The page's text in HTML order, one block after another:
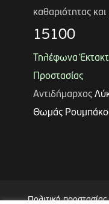
καθαριότητας
15100
Τηλέφωνα
Προστασίας
Αντιδήμαρχος
Θωμάς
Πολιτική